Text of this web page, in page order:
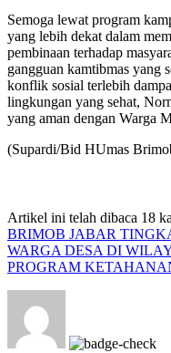
Semoga lewat program
yang lebih dekat dalam
pembinaan terhadap
gangguan kamtibmas yang
konflik sosial terlebih
lingkungan yang sehat,
yang aman dengan Warga
(Supardi/Bid HUmas
Artikel ini telah dibaca 18
BRIMOB JABAR
WARGA DESA DI
PROGRAM